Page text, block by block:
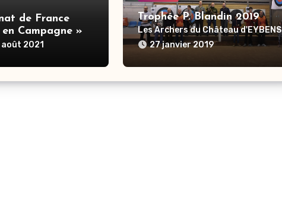
de France
Campagne »
août 2021
Trophée P. Blandin 2019
Les Archers du Château d'EYBENS
27 janvier 2019